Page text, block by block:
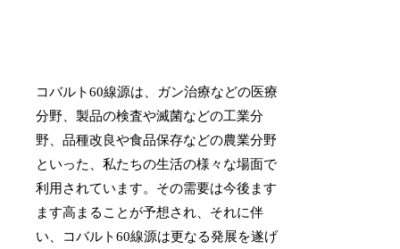
コバルト60線源は、ガン治療などの医療
分野、製品の検査や滅菌などの工業分
野、品種改良や食品保存などの農業分野
といった、私たちの生活の様々な場面で
利用されています。その需要は今後ます
ます高まることが予想され、それに伴
い、コバルト60線源は更なる発展を遂げ